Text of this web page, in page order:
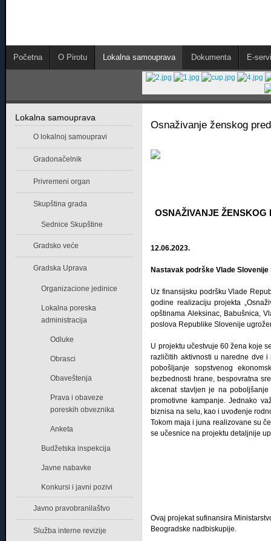
Početna O Pirotu Lokalna samouprava Dokumenta E-
Osnaživanje ženskog
OSNAŽIVANJE ŽENSKOG
12.06.2023.
Nastavak podrške Vlade
Uz finansijsku podršku Vlade
godine realizaciju projekta
opštinama Aleksinac, Babušnica,
poslova Republike Slovenije
U projektu učestvuje 60 žena koje
različitih aktivnosti u naredne dve
pobošljanje sopstvenog
bezbednosti hrane, bespovratna
akcenat stavljen je na
promotivne kampanje. Jednako
biznisa na selu, kao i uvođenje
Tokom maja i juna realizovane su
se učesnice na projektu detaljnije
Ovaj projekat sufinansira
Beogradske nadbiskupije.
Lokalna samouprava
O lokalnoj samoupravi
Gradonačelnik
Privremeni organ
Skupština grada
Sednice Skupštine
Gradsko veće
Gradska Uprava
Organizacione jedinice
Lokalna poreska
administracija
Odluke
Obrasci
Obaveštenja
Prava i obaveze
poreskih obveznika
Anketa
Budžetska inspekcija
Javne nabavke
Konkursi i javni pozivi
Javno pravobranilaštvo
Služba interne revizije